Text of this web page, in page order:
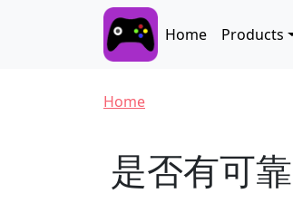
Skip to main content
Main navigation
Home Products
Breadcrumb
Home
是否有可